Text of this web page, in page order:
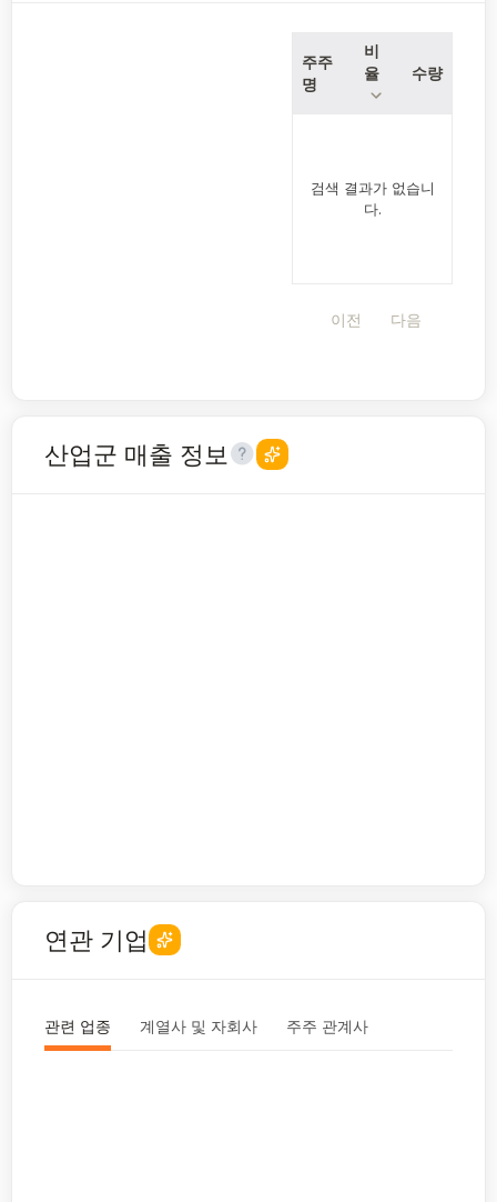
주주
명
비
율
수량
검색 결과가 없습니
다.
이전 다음
산업군 매출 정보
연관 기업
관련 업종 계열사 및 자회사 주주 관계사